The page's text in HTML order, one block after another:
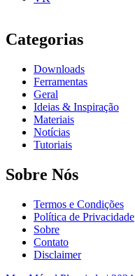
Categorias
Downloads
Ferramentas
Geral
Ideias & Inspiração
Materiais
Notícias
Tutoriais
Sobre Nós
Termos e Condições
Política de Privacidade
Sobre
Contato
Disclaimer